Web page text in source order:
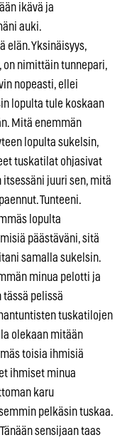
ikävä ja
auki.
elän. Yksinäisyys,
on nimittäin tunnepari,
nopeasti, ellei
lopulta tule koskaan
Mitä enemmän
lopulta sukelsin,
tuskatilat ohjasivat
juuri sen, mitä
Tunteeni.
lopulta
päästäväni, sitä
samalla sukelsin.
minua pelotti ja
pelissä
tuskatilojen
olekaan mitään
toisia ihmisiä
ihmiset minua
karu
pelkäsin tuskaa.
sensijaan taas